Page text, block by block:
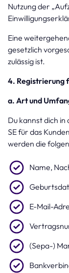
Nutzung der
Eine
gesetzlich
zulässig ist.
4. Registrierung
a. Art und
Du kannst dich in
SE für das
werden die
Name,
E-Mail-
(Sepa-)